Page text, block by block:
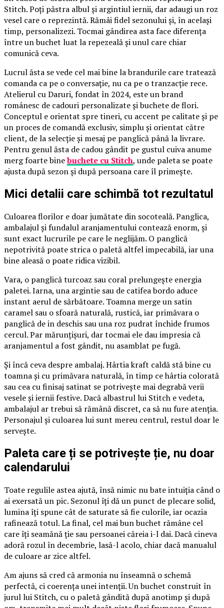
Stitch. Poți păstra albul și argintiul iernii, dar adaugi un roz
vesel care o reprezintă. Rămâi fidel sezonului și, în același
timp, personalizezi. Tocmai gândirea asta face diferența
între un buchet luat la repezeală și unul care chiar
comunică ceva.
Lucrul ăsta se vede cel mai bine la brandurile care tratează
comanda ca pe o conversație, nu ca pe o tranzacție rece.
Atelierul cu Daruri, fondat în 2024, este un brand
românesc de cadouri personalizate și buchete de flori.
Conceptul e orientat spre tineri, cu accent pe calitate și pe
un proces de comandă exclusiv, simplu și orientat către
client, de la selecție și mesaj pe panglică până la livrare.
Pentru genul ăsta de cadou gândit pe gustul cuiva anume
merg foarte binebuchete cu Stitch, unde paleta se poate
ajusta după sezon și după persoana care îl primește.
Mici detalii care schimbă tot rezultatul
Culoarea florilor e doar jumătate din socoteală. Panglica,
ambalajul și fundalul aranjamentului contează enorm, și
sunt exact lucrurile pe care le neglijăm. O panglică
nepotrivită poate strica o paletă altfel impecabilă, iar una
bine aleasă o poate ridica vizibil.
Vara, o panglică turcoaz sau coral prelungește energia
paletei. Iarna, una argintie sau de catifea bordo aduce
instant aerul de sărbătoare. Toamna merge un satin
caramel sau o sfoară naturală, rustică, iar primăvara o
panglică de in deschis sau una roz pudrat închide frumos
cercul. Par mărunțișuri, dar tocmai ele dau impresia că
aranjamentul a fost gândit, nu asamblat pe fugă.
Și încă ceva despre ambalaj. Hârtia kraft caldă stă bine cu
toamna și cu primăvara naturală, în timp ce hârtia colorată
sau cea cu finisaj satinat se potrivește mai degrabă verii
vesele și iernii festive. Dacă albastrul lui Stitch e vedeta,
ambalajul ar trebui să rămână discret, ca să nu fure atenția.
Personajul și culoarea lui sunt mereu centrul, restul doar le
servește.
Paleta care ți se potrivește ție, nu doar
calendarului
Toate regulile astea ajută, însă nimic nu bate intuiția când o
ai exersată un pic. Sezonul îți dă un punct de plecare solid,
lumina îți spune cât de saturate să fie culorile, iar ocazia
rafinează totul. La final, cel mai bun buchet rămâne cel
care îți seamănă ție sau persoanei căreia i-l dai. Dacă cineva
adoră rozul în decembrie, lasă-l acolo, chiar dacă manualul
de culoare ar zice altfel.
Am ajuns să cred că armonia nu înseamnă o schemă
perfectă, ci coerența unei intenții. Un buchet construit în
jurul lui Stitch, cu o paletă gândită după anotimp și după